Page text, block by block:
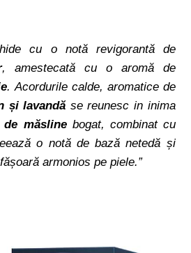
cu o notă revigorantă de
, amestecată cu o aromă de
. Acordurile calde, aromatice de
și lavandă se reunesc in inima
de măslinebogat, combinat cu
o notă de bază netedă și
armonios pe piele.”